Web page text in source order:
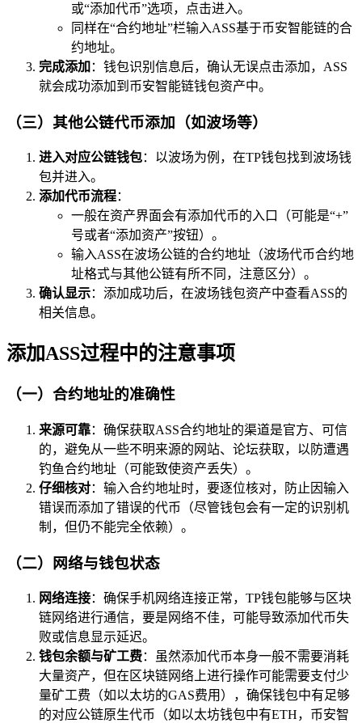
或“添加代币”选项，点击进入。
同样在“合约地址”栏输入ASS基于币安智能链的合
约地址。
完成添加 ：钱包识别信息后，确认无误点击添加，ASS
就会成功添加到币安智能链钱包资产中。
（三）其他公链代币添加（如波场等）
进入对应公链钱包：以波场为例，在TP钱包找到波场钱
包并进入。
添加代币流程：
一般在资产界面会有添加代币的入口（可能是“+”
号或者“添加资产”按钮）。
输入ASS在波场公链的合约地址（波场代币合约地
址格式与其他公链有所不同，注意区分）。
确认显示：添加成功后，在波场钱包资产中查看ASS的
相关信息。
添加ASS过程中的注意事项
（一）合约地址的准确性
来源可靠：确保获取ASS合约地址的渠道是官方、可信
的，避免从一些不明来源的网站、论坛获取，以防遭遇
钓鱼合约地址（可能致使资产丢失）。
仔细核对：输入合约地址时，要逐位核对，防止因输入
错误而添加了错误的代币（尽管钱包会有一定的识别机
制，但仍不能完全依赖）。
（二）网络与钱包状态
网络连接：确保手机网络连接正常，TP钱包能够与区块
链网络进行通信，要是网络不佳，可能导致添加代币失
败或信息显示延迟。
钱包余额与矿工费：虽然添加代币本身一般不需要消耗
大量资产，但在区块链网络上进行操作可能需要支付少
量矿工费（如以太坊的GAS费用），确保钱包中有足够
的对应公链原生代币（如以太坊钱包中有ETH，币安智